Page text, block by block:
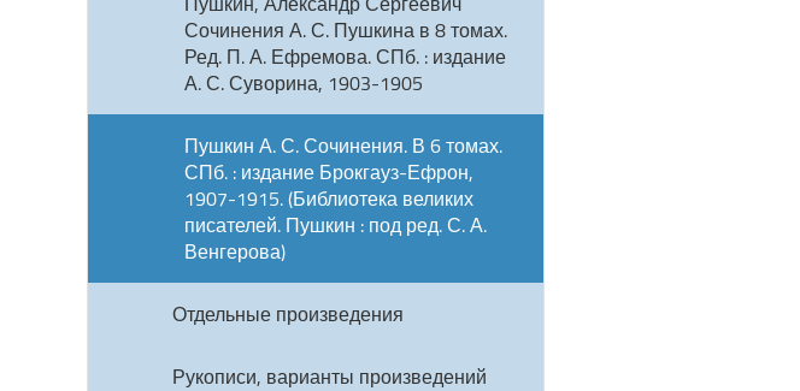
Сочинения А. С. Пушкина в 8 томах.
Ред. П. А. Ефремова. СПб. : издание
А. С. Суворина, 1903-1905
Пушкин А. С. Сочинения. В 6 томах.
СПб. : издание Брокгауз-Ефрон,
1907-1915. (Библиотека великих
писателей. Пушкин : под ред. С. А.
Венгерова)
Отдельные произведения
Рукописи, варианты произведений